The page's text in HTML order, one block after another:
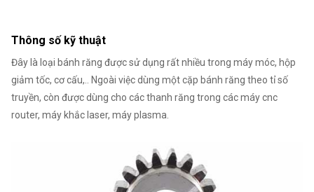
Thông số kỹ thuật
Đây là loại bánh răng được sử dụng rất nhiều trong máy móc, hộp
giảm tốc, cơ cấu,.. Ngoài việc dùng một cặp bánh răng theo tỉ số
truyền, còn được dùng cho các thanh răng trong các máy cnc
router, máy khắc laser, máy plasma.